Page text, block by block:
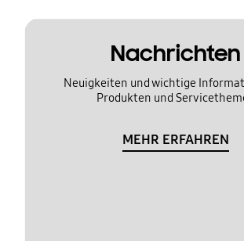
Nachrichten
Neuigkeiten und wichtige
Produkten und
MEHR ERFAHREN